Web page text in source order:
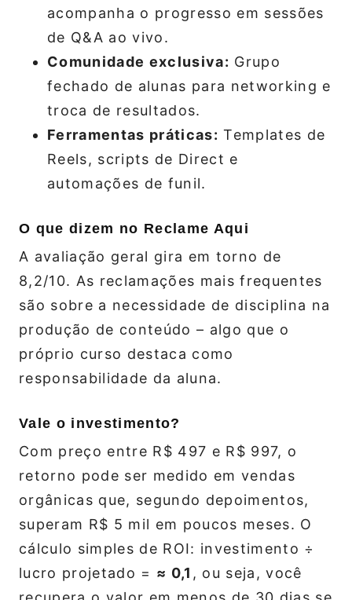
acompanha o progresso em sessões
de Q&A ao vivo.
Comunidade exclusiva: Grupo
fechado de alunas para networking e
troca de resultados.
Ferramentas práticas: Templates de
Reels, scripts de Direct e
automações de funil.
O que dizem no Reclame Aqui
A avaliação geral gira em torno de
8,2/10. As reclamações mais frequentes
são sobre a necessidade de disciplina na
produção de conteúdo – algo que o
próprio curso destaca como
responsabilidade da aluna.
Vale o investimento?
Com preço entre R$ 497 e R$ 997, o
retorno pode ser medido em vendas
orgânicas que, segundo depoimentos,
superam R$ 5 mil em poucos meses. O
cálculo simples de ROI: investimento ÷
lucro projetado = ≈ 0,1 , ou seja, você